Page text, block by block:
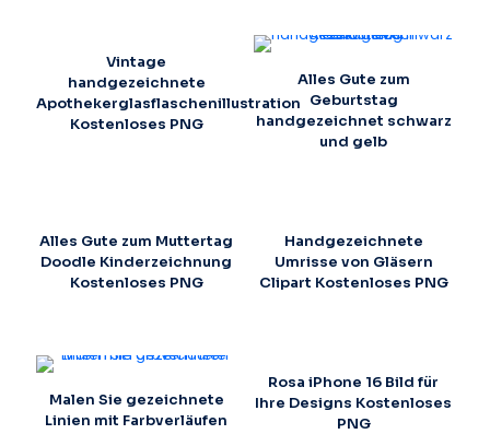
Vintage
handgezeichnete
Apothekerglasflaschenillustration
Kostenloses PNG
Alles Gute zum
Geburtstag
handgezeichnet schwarz
und gelb
Alles Gute zum Muttertag
Doodle Kinderzeichnung
Kostenloses PNG
Handgezeichnete
Umrisse von Gläsern
Clipart Kostenloses PNG
Malen Sie gezeichnete
Linien mit Farbverläufen
Rosa iPhone 16 Bild für
Ihre Designs Kostenloses
PNG